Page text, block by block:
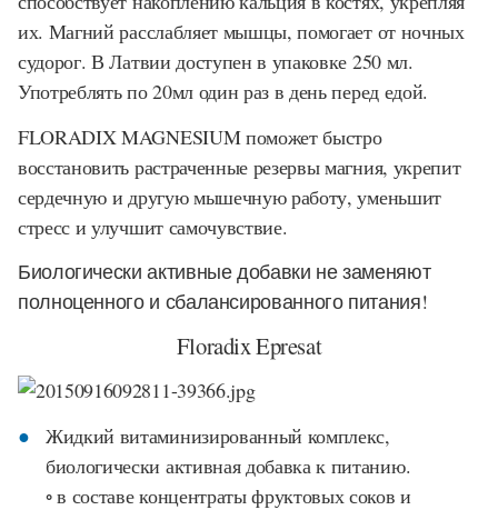
их. Магний расслабляет мышцы, помогает от ночных
судорог. В Латвии доступен в упаковке 250 мл.
Употреблять по 20мл один раз в день перед едой.
FLORADIX MAGNESIUM поможет быстро
восстановить растраченные резервы магния, укрепит
сердечную и другую мышечную работу, уменьшит
стресс и улучшит самочувствие.
Биологически активные добавки не заменяют
полноценного и сбалансированного питания!
Floradix Epresat
Жидкий витаминизированный комплекс,
биологически активная добавка к питанию.
◦ в составе концентраты фруктовых соков и